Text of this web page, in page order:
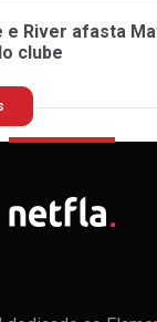
River afasta
clube